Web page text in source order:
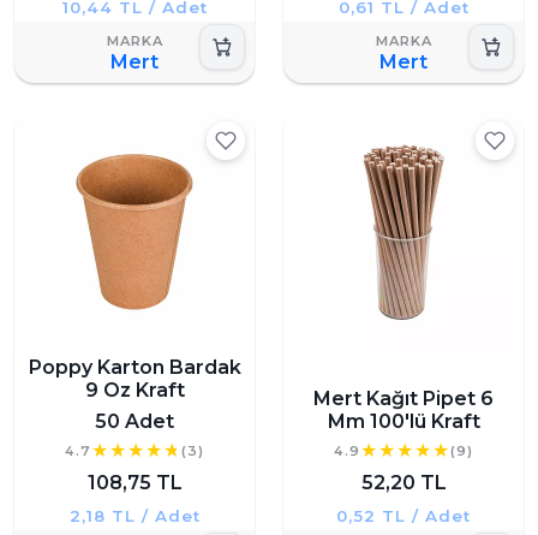
10,44 TL / Adet
Mert
0,61 TL / Adet
Mert
Poppy Karton Bardak
9 Oz Kraft
50 Adet
4.7 (3)
108,75 TL
2,18 TL / Adet
Mert Kağıt Pipet 6
Mm 100'lü Kraft
4.9 (9)
52,20 TL
0,52 TL / Adet